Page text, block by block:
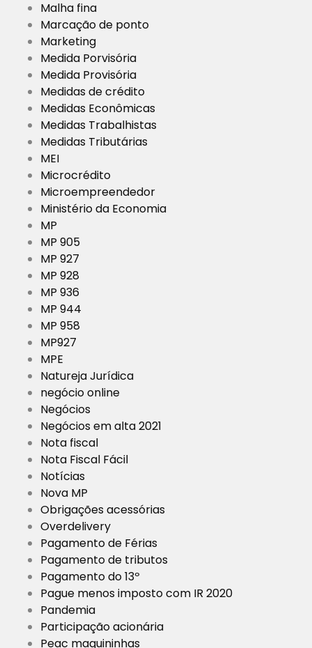
Malha fina
Marcação de ponto
Marketing
Medida Porvisória
Medida Provisória
Medidas de crédito
Medidas Econômicas
Medidas Trabalhistas
Medidas Tributárias
MEI
Microcrédito
Microempreendedor
Ministério da Economia
MP
MP 905
MP 927
MP 928
MP 936
MP 944
MP 958
MP927
MPE
Natureja Jurídica
negócio online
Negócios
Negócios em alta 2021
Nota fiscal
Nota Fiscal Fácil
Notícias
Nova MP
Obrigações acessórias
Overdelivery
Pagamento de Férias
Pagamento de tributos
Pagamento do 13º
Pague menos imposto com IR 2020
Pandemia
Participação acionária
Peac maquininhas